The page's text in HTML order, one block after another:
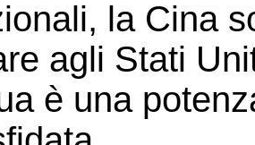
la Cina
agli Stati
è una